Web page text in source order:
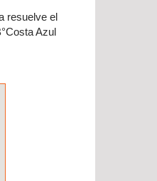
resuelve el
Azul